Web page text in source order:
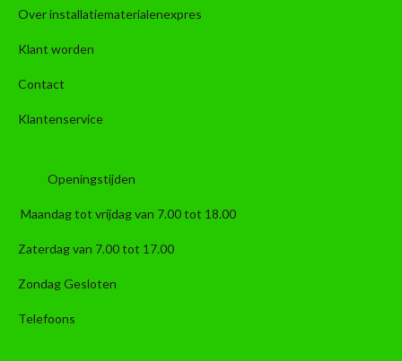
Over installatiematerialenexpres
Klant worden
Contact
Klantenservice
Openingstijden
Maandag tot vrijdag van 7.00 tot 18.00
Zaterdag van 7.00 tot 17.00
Zondag Gesloten
Telefoons